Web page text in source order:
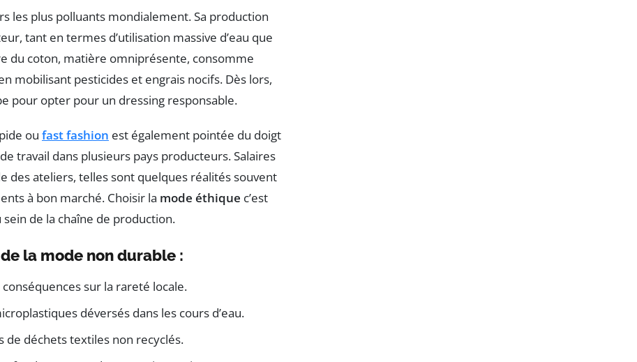
les plus polluants mondialement. Sa production
tant en termes d’utilisation massive d’eau que
du coton, matière omniprésente, consomme
mobilisant pesticides et engrais nocifs. Dès lors,
pour opter pour un dressing responsable.
ou fast fashion est également pointée du doigt
travail dans plusieurs pays producteurs. Salaires
des ateliers, telles sont quelques réalités souvent
à bon marché. Choisir la mode éthique c’est
de la chaîne de production.
la mode non durable :
sur la rareté locale.
déversés dans les cours d’eau.
de déchets textiles non recyclés.